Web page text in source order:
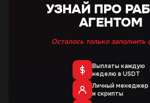
УЗНАЙ ПРО
АГЕНТОМ
Осталось только заполнить
Выплаты каждую
неделю в USDT
Личный менеджер
и скрипты